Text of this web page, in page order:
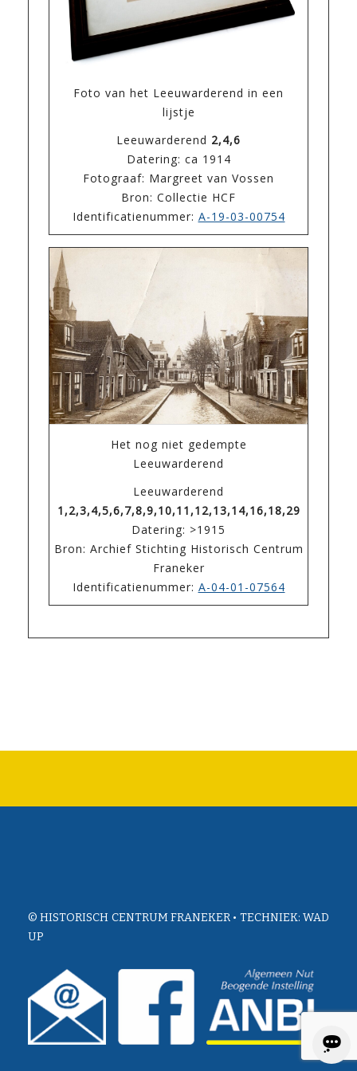
Foto van het Leeuwarderend in een
lijstje
Leeuwarderend 2,4,6
Datering: ca 1914
Fotograaf: Margreet van Vossen
Bron: Collectie HCF
Identificatienummer: A-19-03-00754
Het nog niet gedempte
Leeuwarderend
Leeuwarderend
1,2,3,4,5,6,7,8,9,10,11,12,13,14,16,18,29
Datering: >1915
Bron: Archief Stichting Historisch Centrum
Franeker
Identificatienummer: A-04-01-07564
© HISTORISCH CENTRUM FRANEKER • TECHNIEK: WAD
UP